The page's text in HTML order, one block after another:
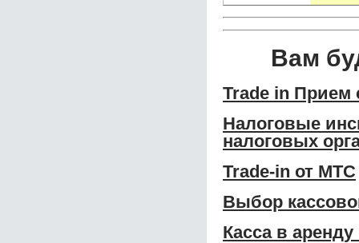
Вам
Trade in Прием
Налоговые
налоговых
Trade-in от МТС
Выбор
Касса в